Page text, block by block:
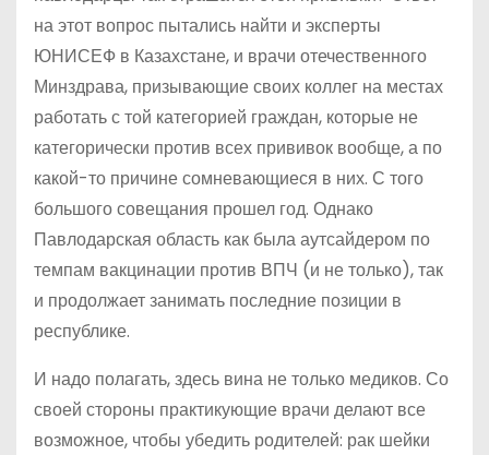
на этот вопрос пытались найти и эксперты
ЮНИСЕФ в Казахстане, и врачи отечественного
Минздрава, призывающие своих коллег на местах
работать с той категорией граждан, которые не
категорически против всех прививок вообще, а по
какой-то причине сомневающиеся в них. С того
большого совещания прошел год. Однако
Павлодарская область как была аутсайдером по
темпам вакцинации против ВПЧ (и не только), так
и продолжает занимать последние позиции в
республике.
И надо полагать, здесь вина не только медиков. Со
своей стороны практикующие врачи делают все
возможное, чтобы убедить родителей: рак шейки